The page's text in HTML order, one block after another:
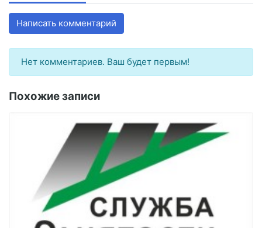
Написать комментарий
Нет комментариев. Ваш будет первым!
Похожие записи